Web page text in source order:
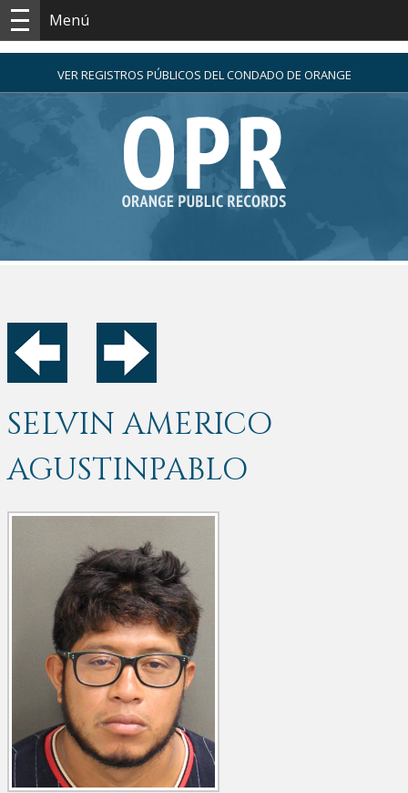
Menú
VER REGISTROS PÚBLICOS DEL CONDADO DE ORANGE
SELVIN AMERICO
AGUSTINPABLO